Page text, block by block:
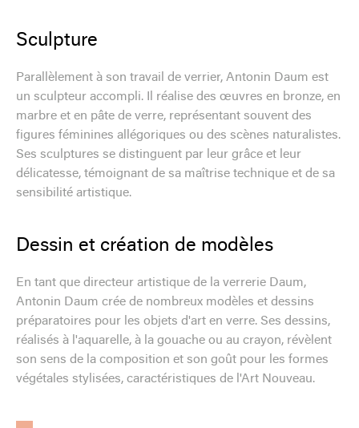
Sculpture
Parallèlement à son travail de verrier, Antonin Daum est
un sculpteur accompli. Il réalise des œuvres en bronze, en
marbre et en pâte de verre, représentant souvent des
figures féminines allégoriques ou des scènes naturalistes.
Ses sculptures se distinguent par leur grâce et leur
délicatesse, témoignant de sa maîtrise technique et de sa
sensibilité artistique.
Dessin et création de modèles
En tant que directeur artistique de la verrerie Daum,
Antonin Daum crée de nombreux modèles et dessins
préparatoires pour les objets d'art en verre. Ses dessins,
réalisés à l'aquarelle, à la gouache ou au crayon, révèlent
son sens de la composition et son goût pour les formes
végétales stylisées, caractéristiques de l'Art Nouveau.